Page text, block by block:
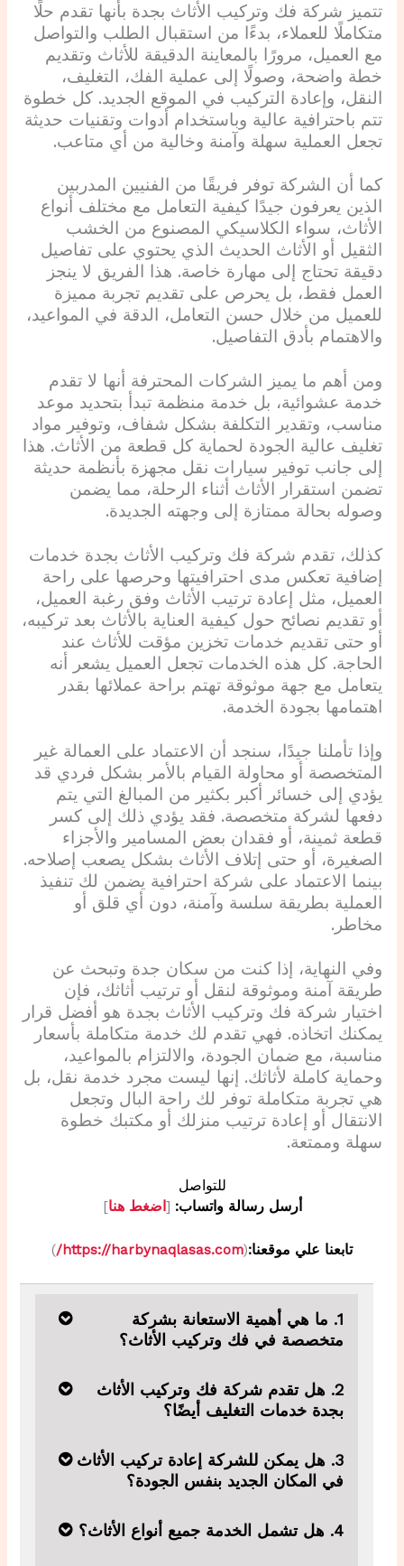
تتميز شركة فك وتركيب الأثاث بجدة بأنها تقدم حلًا
متكاملًا للعملاء، بدءًا من استقبال الطلب والتواصل
مع العميل، مرورًا بالمعاينة الدقيقة للأثاث وتقديم
خطة واضحة، وصولًا إلى عملية الفك، التغليف،
النقل، وإعادة التركيب في الموقع الجديد. كل خطوة
تتم باحترافية عالية وباستخدام أدوات وتقنيات حديثة
تجعل العملية سهلة وآمنة وخالية من أي متاعب.
كما أن الشركة توفر فريقًا من الفنيين المدربين
الذين يعرفون جيدًا كيفية التعامل مع مختلف أنواع
الأثاث، سواء الكلاسيكي المصنوع من الخشب
الثقيل أو الأثاث الحديث الذي يحتوي على تفاصيل
دقيقة تحتاج إلى مهارة خاصة. هذا الفريق لا ينجز
العمل فقط، بل يحرص على تقديم تجربة مميزة
للعميل من خلال حسن التعامل، الدقة في المواعيد،
والاهتمام بأدق التفاصيل.
ومن أهم ما يميز الشركات المحترفة أنها لا تقدم
خدمة عشوائية، بل خدمة منظمة تبدأ بتحديد موعد
مناسب، وتقدير التكلفة بشكل شفاف، وتوفير مواد
تغليف عالية الجودة لحماية كل قطعة من الأثاث. هذا
إلى جانب توفير سيارات نقل مجهزة بأنظمة حديثة
تضمن استقرار الأثاث أثناء الرحلة، مما يضمن
وصوله بحالة ممتازة إلى وجهته الجديدة.
كذلك، تقدم شركة فك وتركيب الأثاث بجدة خدمات
إضافية تعكس مدى احترافيتها وحرصها على راحة
العميل، مثل إعادة ترتيب الأثاث وفق رغبة العميل،
أو تقديم نصائح حول كيفية العناية بالأثاث بعد تركيبه،
أو حتى تقديم خدمات تخزين مؤقت للأثاث عند
الحاجة. كل هذه الخدمات تجعل العميل يشعر أنه
يتعامل مع جهة موثوقة تهتم براحة عملائها بقدر
اهتمامها بجودة الخدمة.
وإذا تأملنا جيدًا، سنجد أن الاعتماد على العمالة غير
المتخصصة أو محاولة القيام بالأمر بشكل فردي قد
يؤدي إلى خسائر أكبر بكثير من المبالغ التي يتم
دفعها لشركة متخصصة. فقد يؤدي ذلك إلى كسر
قطعة ثمينة، أو فقدان بعض المسامير والأجزاء
الصغيرة، أو حتى إتلاف الأثاث بشكل يصعب إصلاحه.
بينما الاعتماد على شركة احترافية يضمن لك تنفيذ
العملية بطريقة سلسة وآمنة، دون أي قلق أو
مخاطر.
وفي النهاية، إذا كنت من سكان جدة وتبحث عن
طريقة آمنة وموثوقة لنقل أو ترتيب أثاثك، فإن
اختيار شركة فك وتركيب الأثاث بجدة هو أفضل قرار
يمكنك اتخاذه. فهي تقدم لك خدمة متكاملة بأسعار
مناسبة، مع ضمان الجودة، والالتزام بالمواعيد،
وحماية كاملة لأثاثك. إنها ليست مجرد خدمة نقل، بل
هي تجربة متكاملة توفر لك راحة البال وتجعل
الانتقال أو إعادة ترتيب منزلك أو مكتبك خطوة
سهلة وممتعة.
للتواصل
أرسل رسالة واتساب: [ اضغط هنا]
تابعنا علي موقعنا:(
https://harbynaqlasas.com/
)
1. ما هي أهمية الاستعانة بشركة
متخصصة في فك وتركيب الأثاث؟
2. هل تقدم شركة فك وتركيب الأثاث
بجدة خدمات التغليف أيضًا؟
3. هل يمكن للشركة إعادة تركيب الأثاث
في المكان الجديد بنفس الجودة؟
4. هل تشمل الخدمة جميع أنواع الأثاث؟